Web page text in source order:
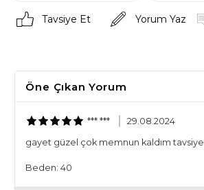
Tavsiye Et Yorum Yaz
Öne Çıkan Yorum
*** *** 29.08.2024
gayet güzel çok memnun kaldım
Beden: 40